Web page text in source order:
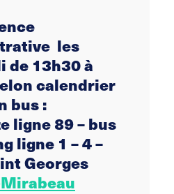
les
de 13h30 à
calendrier
bus :
ligne 89 – bus
ligne 1 – 4 –
Georges